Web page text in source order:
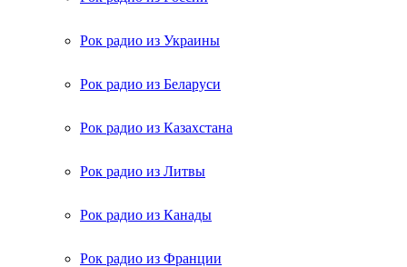
Рок радио из Украины
Рок радио из Беларуси
Рок радио из Казахстана
Рок радио из Литвы
Рок радио из Канады
Рок радио из Франции